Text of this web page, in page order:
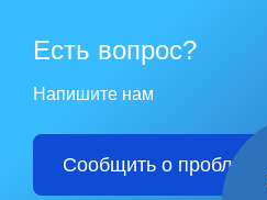
Есть вопрос?
Напишите нам
Сообщить о проблеме